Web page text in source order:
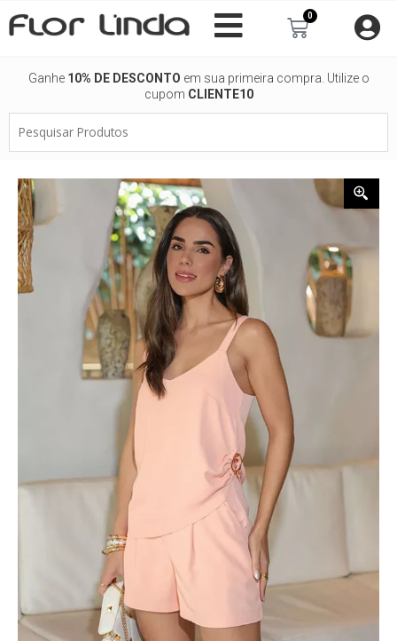
para
0
Carrinho
Ganhe 10% DE DESCONTO em sua primeira compra. Utilize o
cupom CLIENTE10
Produtos